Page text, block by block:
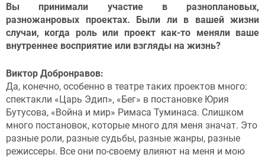
Вы принимали участие в разноплановых,
разножанровых проектах. Были ли в вашей жизни
случаи, когда роль или проект как-то меняли ваше
внутреннее восприятие или взгляды на жизнь?
Виктор Добронравов:
Да, конечно, особенно в театре таких проектов много:
спектакли «Царь Эдип», «Бег» в постановке Юрия
Бутусова, «Война и мир» Римаса Туминаса. Слишком
много постановок, которые много для меня значат. Это
разные роли, разные судьбы, разные жанры, разные
режиссеры. Все они по-своему влияют на меня и мою